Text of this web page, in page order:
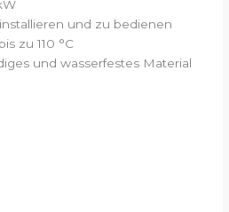
und zu bedienen
zu 110 °C
und wasserfestes Material